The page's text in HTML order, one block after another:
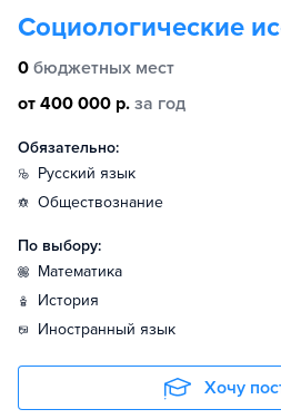
Социологические
0 бюджетных мест
от 400 000 р. за год
Обязательно:
русский язык
обществознание
По выбору:
математика
история
иностранный язык
Хочу